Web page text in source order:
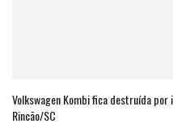
Volkswagen Kombi fica destruída
Rincão/SC